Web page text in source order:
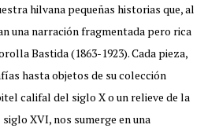
hilvana pequeñas historias que, al
una narración fragmentada pero rica
Bastida (1863-1923). Cada pieza,
hasta objetos de su colección
califal del siglo X o un relieve de la
XVI, nos sumerge en una